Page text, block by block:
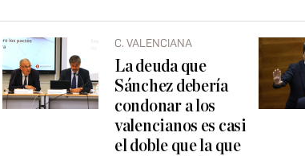
C. VALENCIANA
La deuda que
Sánchez debería
condonar a los
valencianos es casi
el doble que la que